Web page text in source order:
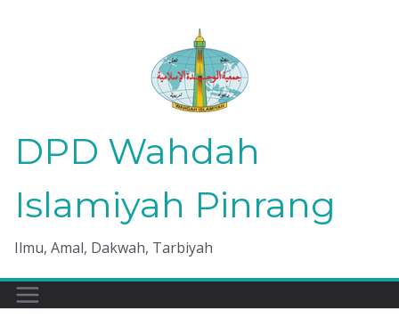
DPD Wahdah
Islamiyah Pinrang
Ilmu, Amal, Dakwah, Tarbiyah